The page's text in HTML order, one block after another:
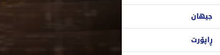
جیهان
ڕاپۆرت